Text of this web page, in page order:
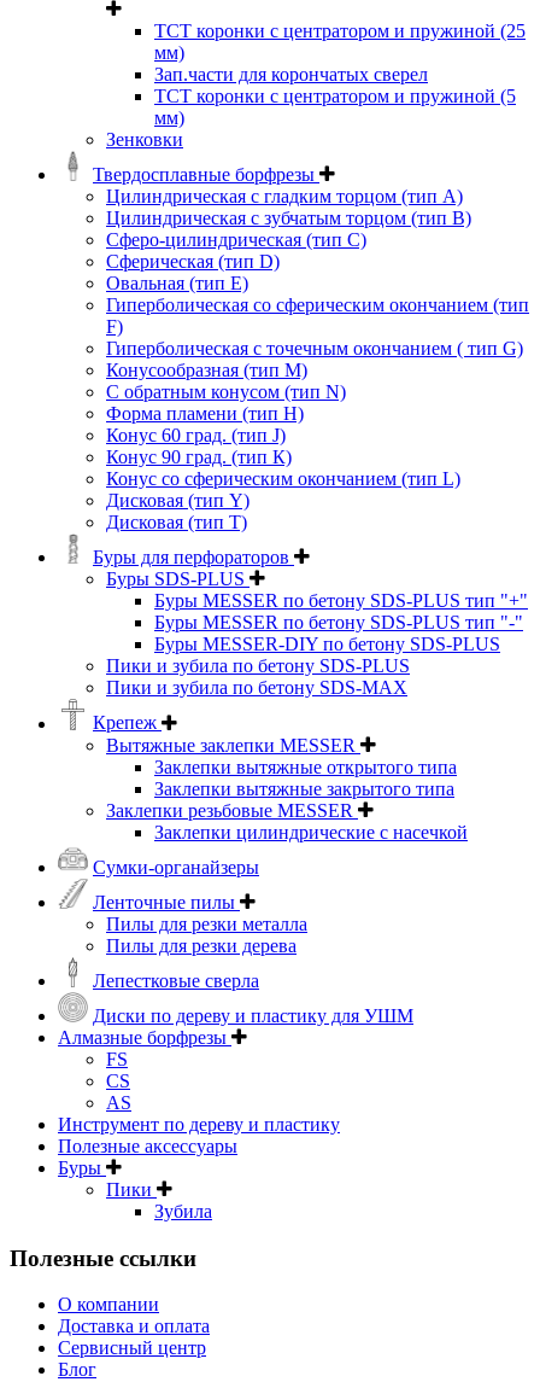
ТСТ коронки с центратором и пружиной (25
мм)
Зап.части для корончатых сверел
ТСТ коронки с центратором и пружиной (5
мм)
Зенковки
Твердосплавные борфрезы
Цилиндрическая с гладким торцом (тип А)
Цилиндрическая с зубчатым торцом (тип В)
Сферо-цилиндрическая (тип С)
Сферическая (тип D)
Овальная (тип Е)
Гиперболическая со сферическим окончанием (тип
F)
Гиперболическая с точечным окончанием ( тип G)
Конусообразная (тип М)
C обратным конусом (тип N)
Форма пламени (тип H)
Конус 60 град. (тип J)
Конус 90 град. (тип К)
Конус со сферическим окончанием (тип L)
Дисковая (тип Y)
Дисковая (тип Т)
Буры для перфораторов
Буры SDS-PLUS
Буры MESSER по бетону SDS-PLUS тип "+"
Буры MESSER по бетону SDS-PLUS тип "-"
Буры MESSER-DIY по бетону SDS-PLUS
Пики и зубила по бетону SDS-PLUS
Пики и зубила по бетону SDS-MAX
Крепеж
Вытяжные заклепки MESSER
Заклепки вытяжные открытого типа
Заклепки вытяжные закрытого типа
Заклепки резьбовые MESSER
Заклепки цилиндрические с насечкой
Сумки-органайзеры
Ленточные пилы
Пилы для резки металла
Пилы для резки дерева
Лепестковые сверла
Диски по дереву и пластику для УШМ
Алмазные борфрезы
FS
CS
AS
Инструмент по дереву и пластику
Полезные аксессуары
Буры
Пики
Зубила
Полезные ссылки
О компании
Доставка и оплата
Сервисный центр
Блог